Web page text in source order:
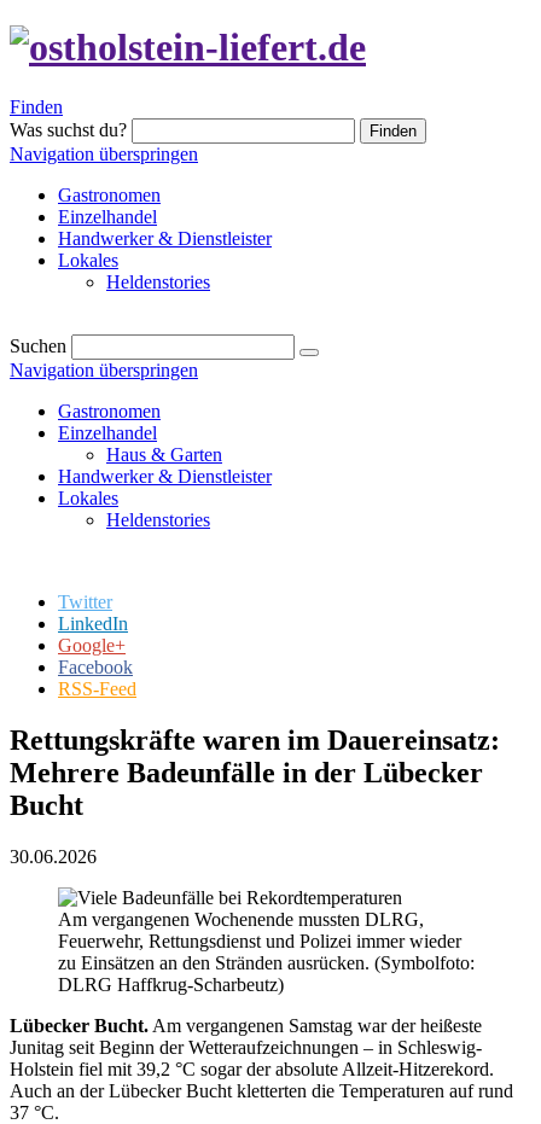
Finden
Was suchst du?
Finden
Navigation überspringen
Gastronomen
Einzelhandel
Handwerker & Dienstleister
Lokales
Heldenstories
Suchen
Navigation überspringen
Gastronomen
Einzelhandel
Haus & Garten
Handwerker & Dienstleister
Lokales
Heldenstories
Twitter
LinkedIn
Google+
Facebook
RSS-Feed
Rettungskräfte waren im Dauereinsatz:
Mehrere Badeunfälle in der Lübecker
Bucht
30.06.2026
Am vergangenen Wochenende mussten DLRG,
Feuerwehr, Rettungsdienst und Polizei immer wieder
zu Einsätzen an den Stränden ausrücken. (Symbolfoto:
DLRG Haffkrug-Scharbeutz)
Lübecker Bucht. Am vergangenen Samstag war der heißeste
Junitag seit Beginn der Wetteraufzeichnungen – in Schleswig-
Holstein fiel mit 39,2 °C sogar der absolute Allzeit-Hitzerekord.
Auch an der Lübecker Bucht kletterten die Temperaturen auf rund
37 °C.